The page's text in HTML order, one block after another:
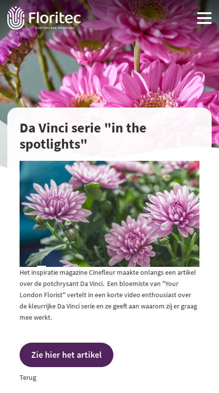
Da Vinci serie "in the
spotlights"
Het inspiratie magazine Cinefleur maakte onlangs een artikel
over de potchrysant Da Vinci. Een bloemiste van "Your
London Florist" vertelt in een korte video enthousiast over
de kleurrijke Da Vinci serie en ze geeft aan waarom zij er graag
mee werkt.
Zie hier het artikel
Terug